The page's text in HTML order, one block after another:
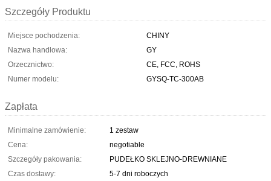
Szczegóły Produktu
Miejsce pochodzenia:
CHINY
Nazwa handlowa:
GY
Orzecznictwo:
CE, FCC, ROHS
Numer modelu:
GYSQ-TC-300AB
Zapłata
Minimalne zamówienie:
1 zestaw
Cena:
negotiable
Szczegóły pakowania:
PUDEŁKO SKLEJNO-DREWNIANE
Czas dostawy:
5-7 dni roboczych